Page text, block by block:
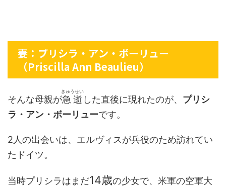
妻：プリシラ・アン・ボーリュー
（Priscilla Ann Beaulieu）
そんな母親が急逝
きゅうせい
した直後に現れたのが、 プリシ
ラ・アン・ボーリューです。
2人の出会いは、エルヴィスが兵役のため訪れてい
たドイツ。
当時プリシラはまだ14歳の少女で、米軍の空軍大